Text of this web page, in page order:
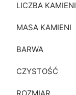
LICZBA KAMIENI
MASA KAMIENI
BARWA
CZYSTOŚĆ